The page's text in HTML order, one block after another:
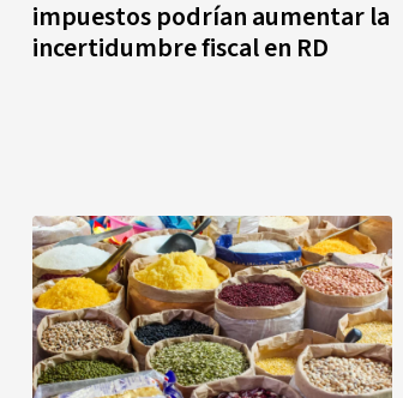
impuestos podrían aumentar la
incertidumbre fiscal en RD